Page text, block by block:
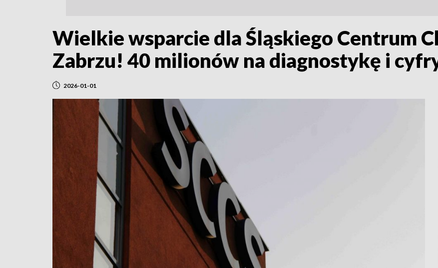
Wielkie wsparcie dla Śląskiego Centrum
Zabrzu! 40 milionów na diagnostykę i
2026-01-01